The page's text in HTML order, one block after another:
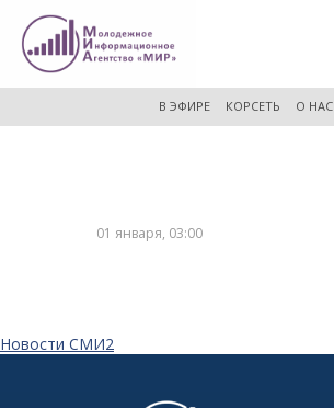
расширенный поиск
В ЭФИРЕ КОРСЕТЬ О НАС
01 января, 03:00
Новости СМИ2